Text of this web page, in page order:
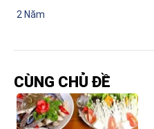
2 Năm
CÙNG CHỦ ĐỀ